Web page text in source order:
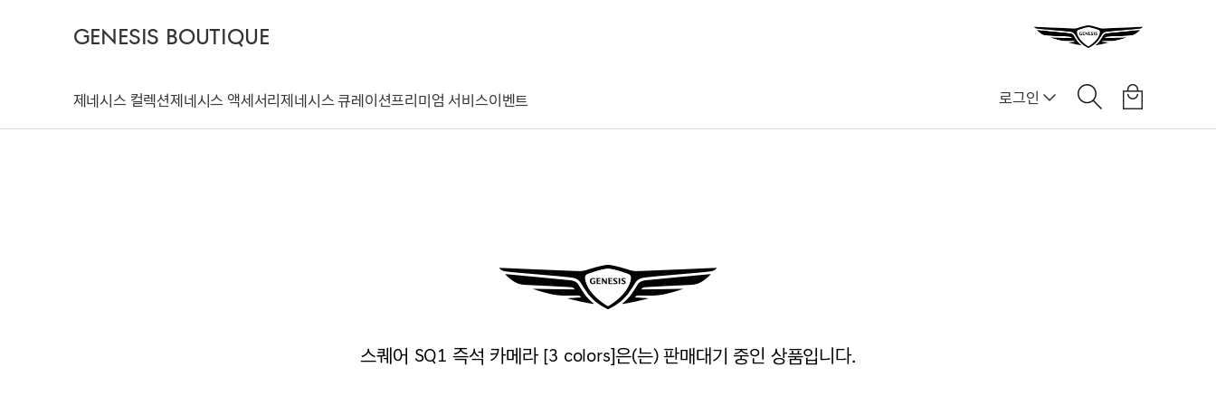
GENESIS BOUTIQUE
제네시스 컬렉션제네시스 액세서리제네시스 큐레이션프리미엄 서비스이벤트 로그인
스퀘어 SQ1 즉석 카메라 [3 colors]은(는) 판매대기 중인 상품입니다.